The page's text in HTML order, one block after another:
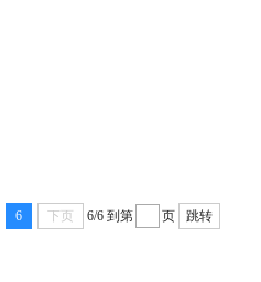
6 下页 6/6 到第 页 跳转